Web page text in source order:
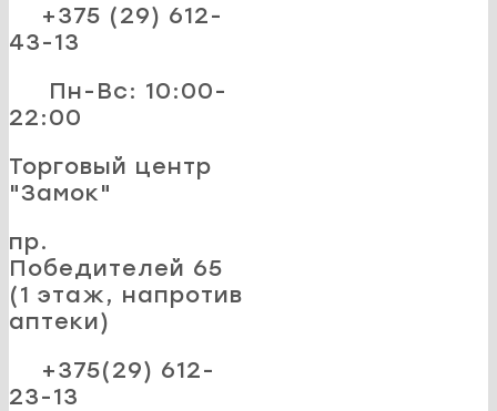
+375 (29) 612-
43-13
Пн-Вс: 10:00-
22:00
Торговый центр
"Замок"
пр.
Победителей 65
(1 этаж, напротив
аптеки)
+375(29) 612-
23-13